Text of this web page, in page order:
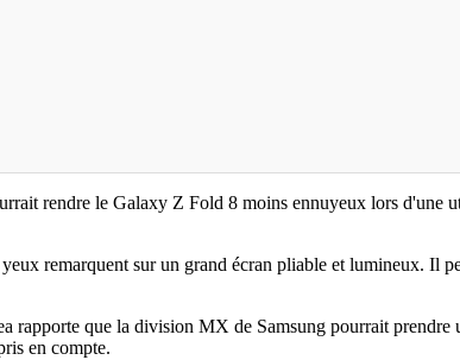
rendre le Galaxy Z Fold 8 moins ennuyeux lors d'une
remarquent sur un grand écran pliable et lumineux. Il
rapporte que la division MX de Samsung pourrait
en compte.